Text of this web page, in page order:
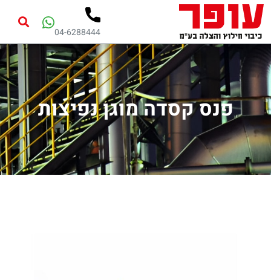
04-6288444
פנס קסדה מוגן נפיצות